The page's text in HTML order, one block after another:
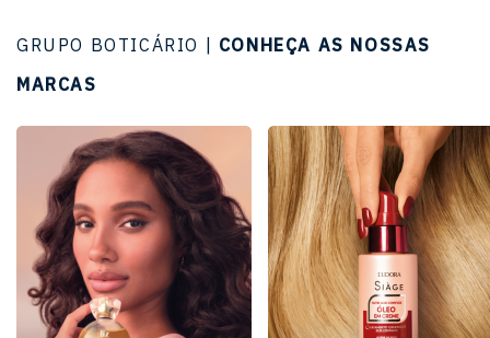
GRUPO BOTICÁRIO | CONHEÇA AS NOSSAS
MARCAS